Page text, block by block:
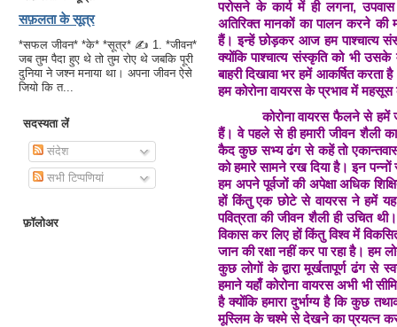
सफ़लता के सूत्र
*सफल जीवन* *के* *सूत्र* ✍ 1. *जीवन*
जब तुम पैदा हुए थे तो तुम रोए थे जबकि पूरी
दुनिया ने जश्न मनाया था। अपना जीवन ऐसे
जियो कि त...
सदस्यता लें
संदेश
सभी टिप्पणियां
फ़ॉलोअर
परोसने के कार्य में ही लगना,
अतिरिक्त मानकों का पालन करने की
हैं। इन्हें छोड़कर आज हम पाश्चात्य
क्योंकि पाश्चात्य संस्कृति को भी
बाहरी दिखावा भर हमें आकर्षित
हम कोरोना वायरस के प्रभाव में
कोरोना वायरस फैलने से हमें जो
हैं। वे पहले से ही हमारी जीवन शैली
कैद कुछ सभ्य ढंग से कहें तो
को हमारे सामने रख दिया है। इन
हम अपने पूर्वजों की अपेक्षा अधिक
हों किंतु एक छोटे से वायरस ने हमें
पवित्रता की जीवन शैली ही उचित
विकास कर लिए हों किंतु विश्व में
जान की रक्षा नहीं कर पा रहा है। हम
कुछ लोगों के द्वारा मूर्खतापूर्ण ढंग
हमाने यहाँ कोरोना वायरस अभी भी
है क्योंकि हमारा दुर्भाग्य है कि कुछ
मूस्लिम के चश्मे से देखने का प्रयत्न